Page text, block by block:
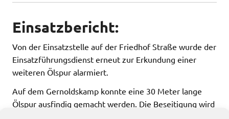
Einsatzbericht:
Von der Einsatzstelle auf der Friedhof Straße wurde der
Einsatzführungsdienst erneut zur Erkundung einer
weiteren Ölspur alarmiert.
Auf dem Gernoldskamp konnte eine 30 Meter lange
Ölspur ausfindig gemacht werden. Die Beseitigung wird